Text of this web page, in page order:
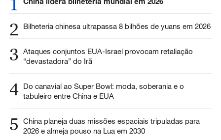
1
2 Bilheteria chinesa ultrapassa 8 bilhões de yuans em 2026
3 Ataques conjuntos EUA-Israel provocam retaliação
“devastadora” do Irã
4 Do canavial ao Super Bowl: moda, soberania e o
tabuleiro entre China e EUA
5
China planeja duas missões espaciais tripuladas para
2026 e almeja pouso na Lua em 2030